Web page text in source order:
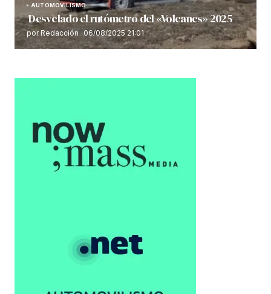
AUTOMOVILISMO
Desvelado el rutómetro del «Volcanes» 2025
por Redacción 06/08/2025 21:01